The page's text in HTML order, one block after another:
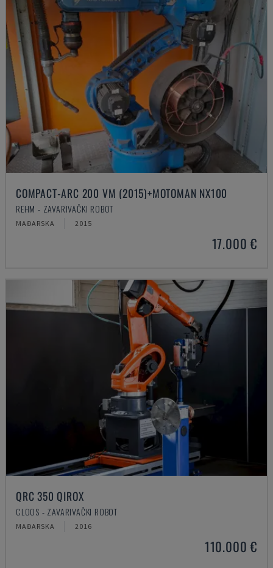
COMPACT-ARC 200 VM (2015)+MOTOMAN NX100
REHM - ZAVARIVAČKI ROBOT
MAĐARSKA 2015
17.000 €
QRC 350 QIROX
CLOOS - ZAVARIVAČKI ROBOT
MAĐARSKA 2016
110.000 €